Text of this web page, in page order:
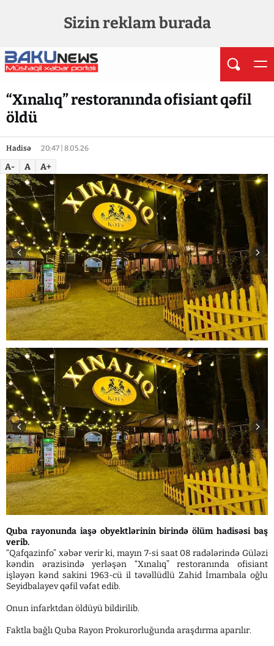
Sizin reklam burada
“Xınalıq” restoranında ofisiant qəfil
öldü
Hadisə 20:47 | 8.05.26
A- A A+
Quba rayonunda iaşə obyektlərinin birində ölüm hadisəsi baş
verib.
“Qafqazinfo” xəbər verir ki, mayın 7-si saat 08 radələrində Güləzi
kəndin ərazisində yerləşən “Xınalıq” restoranında ofisiant
işləyən kənd sakini 1963-cü il təvəllüdlü Zahid İmambala oğlu
Seyidbalayev qəfil vəfat edib.
Onun infarktdan öldüyü bildirilib.
Faktla bağlı Quba Rayon Prokurorluğunda araşdırma aparılır.